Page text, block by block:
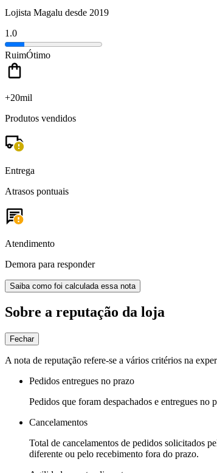
Lojista Magalu desde 2019
1.0
RuimÓtimo
+20mil
Produtos vendidos
Entrega
Atrasos pontuais
Atendimento
Demora para responder
Saiba como foi calculada essa nota
Sobre a reputação da loja
Fechar
A nota de reputação refere-se a vários critérios na
Pedidos entregues no prazo
Pedidos que foram despachados e entregues no
Cancelamentos
Total de cancelamentos de pedidos solicitados
diferente ou pelo recebimento fora do prazo.